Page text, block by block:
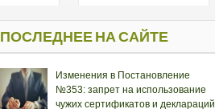
ПОСЛЕДНЕЕ НА САЙТЕ
Изменения в Постановление
№353: запрет на использование
чужих сертификатов и деклараций